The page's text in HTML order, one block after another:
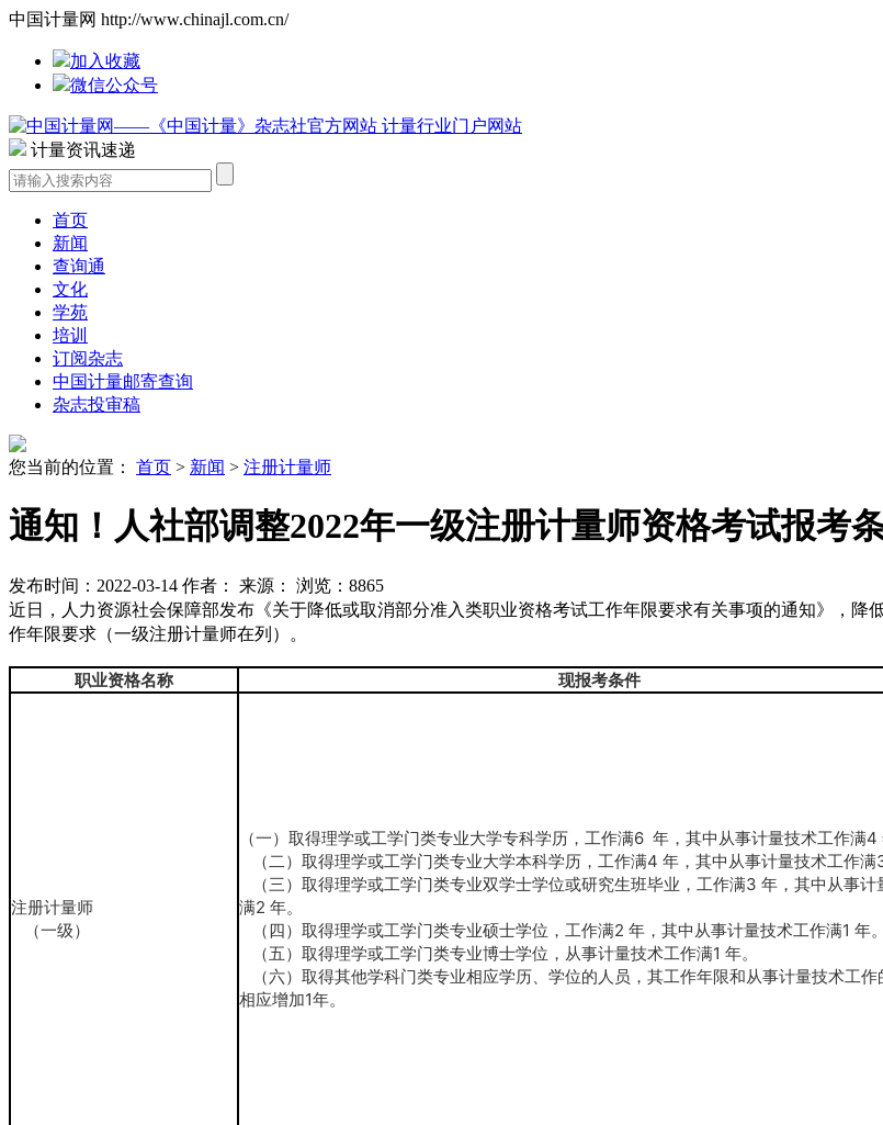
中国计量网 http://www.chinajl.com.cn/
加入收藏
微信公众号
计量资讯速递
首页
新闻
查询通
文化
学苑
培训
订阅杂志
中国计量邮寄查询
杂志投审稿
您当前的位置： 首页 > 新闻 > 注册计量师
通知！人社部调整2022年一级注册计量师资格考试报考
发布时间：2022-03-14 作者： 来源： 浏览：8865
近日，人力资源社会保障部发布《关于降低或取消部分准入类职业资格考试工作年限要求有关事项的通知》， 降
作年限要求（一级注册计量师在列） 。
职业资格名称 现报考条件
注册计量师
（一级）
（一）取得理学或工学门类专业大学专科学历，工作满6 年，其中从事计量技术工作满4
（二）取得理学或工学门类专业大学本科学历，工作满4 年，其中从事计量技术工作满3
（三）取得理学或工学门类专业双学士学位或研究生班毕业，工作满3 年，其中从事计
满2 年。
（四）取得理学或工学门类专业硕士学位，工作满2 年，其中从事计量技术工作满1 年。
（五）取得理学或工学门类专业博士学位，从事计量技术工作满1 年。
（六）取得其他学科门类专业相应学历、学位的人员，其工作年限和从事计量技术工作
相应增加1年。